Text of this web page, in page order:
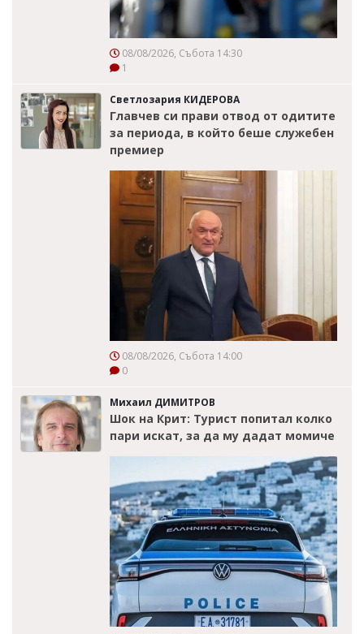
08/08/2026, Събота 14:30
1
Светлозария КИДЕРОВА
Главчев си прави отвод от одитите
за периода, в който беше служебен
премиер
08/08/2026, Събота 14:00
0
Михаил ДИМИТРОВ
Шок на Крит: Турист попитал колко
пари искат, за да му дадат момиче